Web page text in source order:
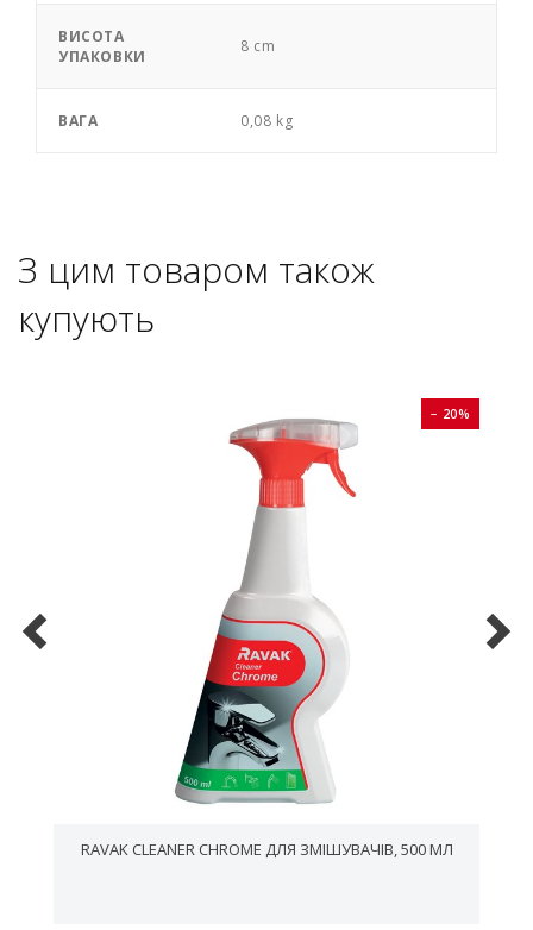
ВИСОТА
УПАКОВКИ
8 cm
ВАГА 0,08 kg
З цим товаром також
купують
− 20%
RAVAK CLEANER CHROME ДЛЯ ЗМІШУВАЧІВ, 500 МЛ